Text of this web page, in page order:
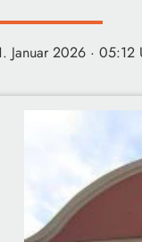
Januar 2026 · 05:12